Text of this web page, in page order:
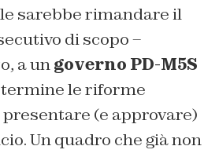
sarebbe rimandare il
di scopo –
a ungoverno PD-M5S
le riforme
(e approvare)
Un quadro che già non